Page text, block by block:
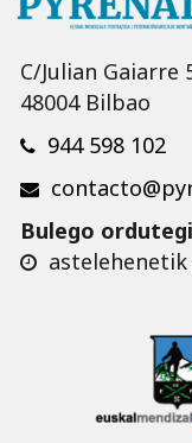
C/Julian Gaiarre
48004 Bilbao
944 598 102
Bulego
astelehenetik